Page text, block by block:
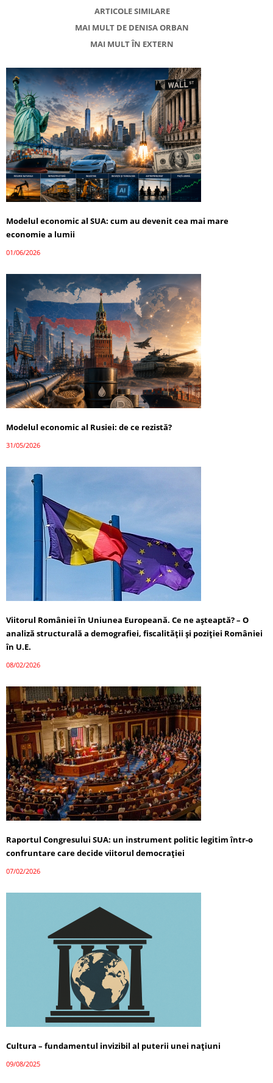
ARTICOLE SIMILARE
MAI MULT DE DENISA ORBAN
MAI MULT ÎN EXTERN
Modelul economic al SUA: cum au devenit cea mai mare
economie a lumii
01/06/2026
Modelul economic al Rusiei: de ce rezistă?
31/05/2026
Viitorul României în Uniunea Europeană. Ce ne așteaptă? – O
analiză structurală a demografiei, fiscalității și poziției României
în U.E.
08/02/2026
Raportul Congresului SUA: un instrument politic legitim într-o
confruntare care decide viitorul democrației
07/02/2026
Cultura – fundamentul invizibil al puterii unei națiuni
09/08/2025